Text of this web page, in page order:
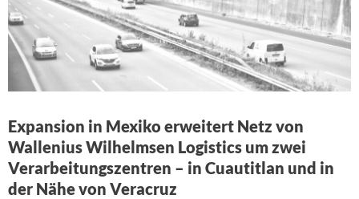
Expansion in Mexiko erweitert Netz von
Wallenius Wilhelmsen Logistics um zwei
Verarbeitungszentren – in Cuautitlan und in
der Nähe von Veracruz